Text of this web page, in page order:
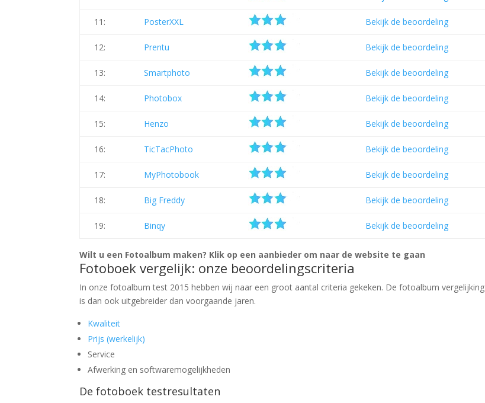
11: PosterXXL Bekijk de beoordeling
12: Prentu Bekijk de beoordeling
13: Smartphoto Bekijk de beoordeling
14: Photobox Bekijk de beoordeling
15: Henzo Bekijk de beoordeling
16: TicTacPhoto Bekijk de beoordeling
17: MyPhotobook Bekijk de beoordeling
18: Big Freddy Bekijk de beoordeling
19: Binqy Bekijk de beoordeling
Wilt u een Fotoalbum maken? Klik op een aanbieder om naar de website te gaan
Fotoboek vergelijk: onze beoordelingscriteria
In onze fotoalbum test 2015 hebben wij naar een groot aantal criteria gekeken. De fotoalbum vergelijking
is dan ook uitgebreider dan voorgaande jaren.
Kwaliteit
Prijs (werkelijk)
Service
Afwerking en softwaremogelijkheden
De fotoboek testresultaten